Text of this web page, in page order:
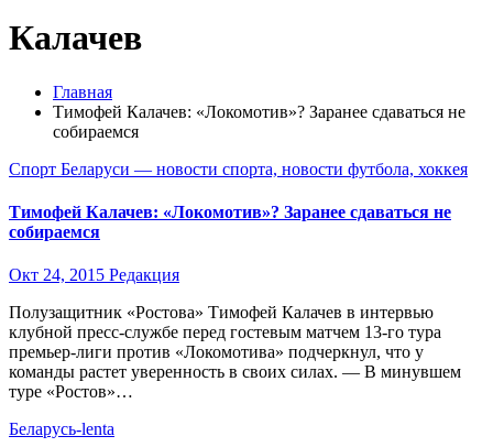
Калачев
Главная
Тимофей Калачев: «Локомотив»? Заранее сдаваться не
собираемся
Спорт Беларуси — новости спорта, новости футбола, хоккея
Тимофей Калачев: «Локомотив»? Заранее сдаваться не
собираемся
Окт 24, 2015 Редакция
Полузащитник «Ростова» Тимофей Калачев в интервью
клубной пресс-службе перед гостевым матчем 13-го тура
премьер-лиги против «Локомотива» подчеркнул, что у
команды растет уверенность в своих силах. — В минувшем
туре «Ростов»…
Беларусь-lenta